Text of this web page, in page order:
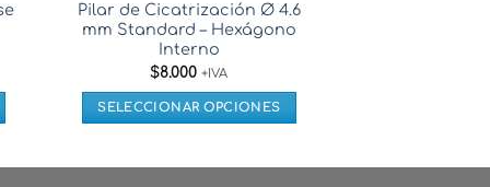
Pilar de Cicatrización Ø 4.6
mm Standard – Hexágono
Interno
$8.000 +IVA
SELECCIONAR OPCIONES